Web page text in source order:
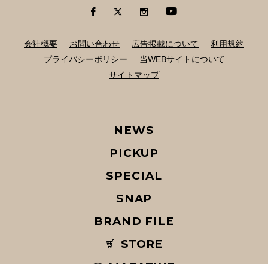
会社概要 お問い合わせ 広告掲載について
利用規約
プライバシーポリシー
当WEBサイトについて
サイトマップ
NEWS
PICKUP
SPECIAL
SNAP
BRAND FILE
STORE